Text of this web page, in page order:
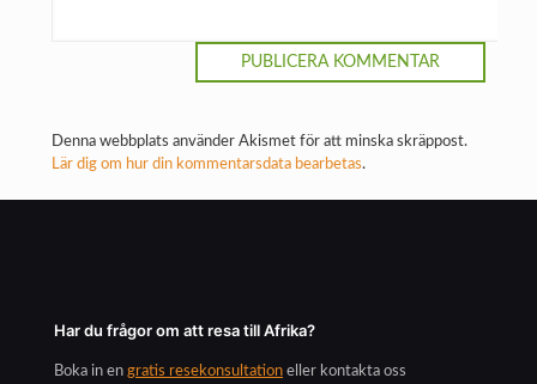
Denna webbplats använder Akismet för att minska skräppost.
Lär dig om hur din kommentarsdata bearbetas.
Har du frågor om att resa till Afrika?
Boka in en gratis resekonsultation eller kontakta oss